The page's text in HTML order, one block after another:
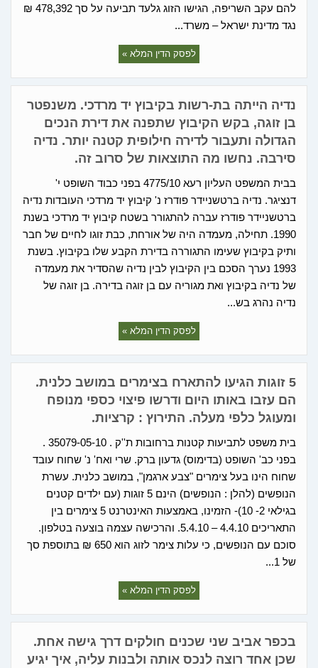
להם עקב השריפה, הגישו הזוג גלעד תביעה על סך 478,392 ₪
נגד מדינת ישראל – משרד...
לפסק הדין המלא »
נדיה הייתה בת-רשות בקיבוץ יד מרדכי. משנפטר
בן זוגה, בקש הקיבוץ שתפנה את דירת הנכים
הגדולה ותעבור לדירה חילופית קטנה יותר. נדיה
סירבה. נחשו מה התוצאות של סרוב זה.
בבית המשפט העליון רעא 4775/10 בפני כבוד השופט י'
דנציגר. נדיה ברטשניידר פודרז נ' קיבוץ יד מרדכי העובדות נדיה
ברטשניידר פודרז עברה להתגורר בשטח קיבוץ יד מרדכי בשנת
1990. תחילה, מעמדה היה של אורחת, כבת זוגו לחיים של חבר
ותיק בקיבוץ שעימו התגוררה בדירת הקבע שלו בקיבוץ. בשנת
1993 נערך הסכם בין הקיבוץ לבין נדיה שהסדיר את מעמדה
של נדיה בקיבוץ ואת מגוריה עם בן זוגה בדירה. בן זוגה של
נדיה נהרג בש...
לפסק הדין המלא »
5 זוגות הגיעו להתארח בצימרים במושב כלנית.
הם עזבו באותו היום ודרשו פיצוי כספי מנופח
ומעוגל כלפי מעלה. התירוץ : קרציות.
בית משפט לתביעות קטנות ברחובות ת''ק . 35079-05-10 .
בפני כב' השופט (בדימוס) גדעון ברק. שרי ואח' נ' שחוח עובד
שחוח הינו בעל צימרים "צבע ארגמן", במושב כלנית. עשרת
הנופשים (להלן : הנופשים) הינם 5 זוגות (עם ילדים קטנים
בגילאי 2- 10)- הזמינו, באמצעות האינטרנט 5 צימרים בין
התאריכים 4.4.10 – 5.4.10. והרכישה עצמה בוצעה בטלפון.
סוכם עם הנופשים, כי עלות צימר לזוג הוא 650 ₪ בתוספת סך
של 1...
לפסק הדין המלא »
בכפר אביב שני שכנים חולקים דרך גישה אחת.
שכן אחד רוצה לנכס אותה ולבנות עליה, איך יגיע